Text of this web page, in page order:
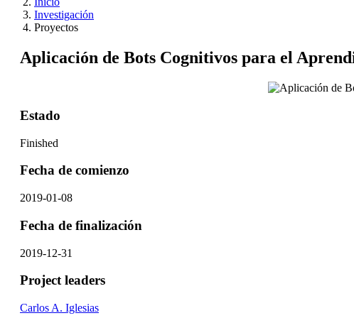
Investigación
Proyectos
Aplicación de Bots Cognitivos para el
Estado
Finished
Fecha de comienzo
2019-01-08
Fecha de finalización
2019-12-31
Project leaders
Carlos A. Iglesias